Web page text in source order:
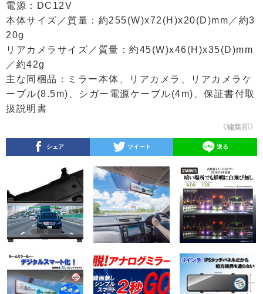
電源：DC12V
本体サイズ／質量：約255(W)x72(H)x20(D)mm／約3
20g
リアカメラサイズ／質量：約45(W)x46(H)x35(D)mm
／約42g
主な同梱品：ミラー本体、リアカメラ、リアカメラケ
ーブル(8.5m)、シガー電源ケーブル(4m)、保証書付取
扱説明書
《編集部》
シェア ツイート 送る